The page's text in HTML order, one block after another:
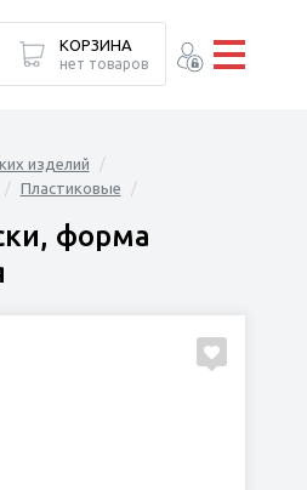
изделий
Пластиковые
форма
КОРЗИНА
нет товаров